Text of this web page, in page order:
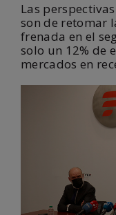
Las
son de retomar
frenada en el
solo un 12% de
mercados en